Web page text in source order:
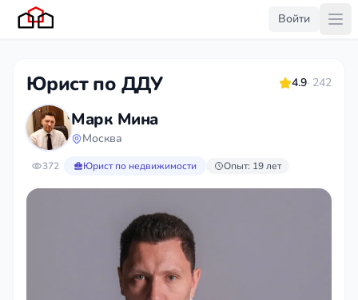
Войти
Юрист по ДДУ 4.9· 242
Марк Мина
Москва
372 Юрист по недвижимости Опыт: 19 лет